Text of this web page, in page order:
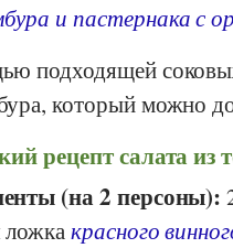
и пастернака с
подходящей
который можно
рецепт салата из
(на 2 персоны):
ложкакрасного